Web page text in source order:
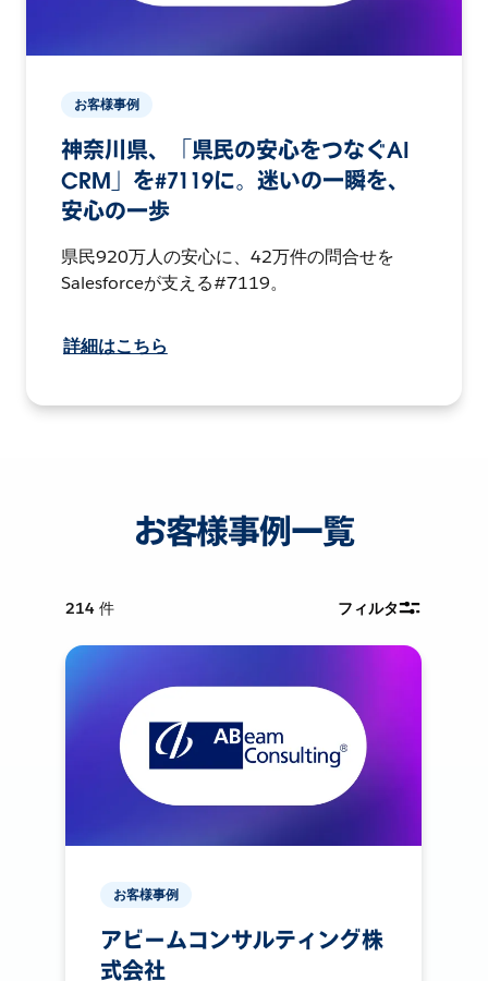
お客様事例
神奈川県、「県民の安心をつなぐAI
CRM」を#7119に。迷いの一瞬を、
安心の一歩
県民920万人の安心に、42万件の問合せを
Salesforceが支える#7119。
詳細はこちら
お客様事例一覧
214 件 フィルタ
お客様事例
アビームコンサルティング株
式会社